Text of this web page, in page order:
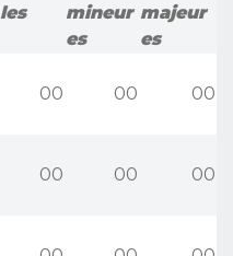
les
mineur
es
majeur
es
00 00 00
00 00 00